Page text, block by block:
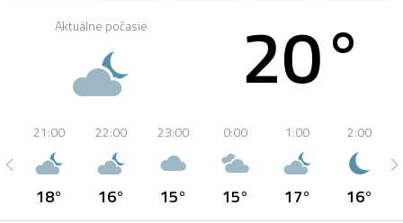
Aktuálne počasie 20°
21:00
18°
22:00
16°
23:00
15°
0:00
15°
1:00
17°
2:00
16°